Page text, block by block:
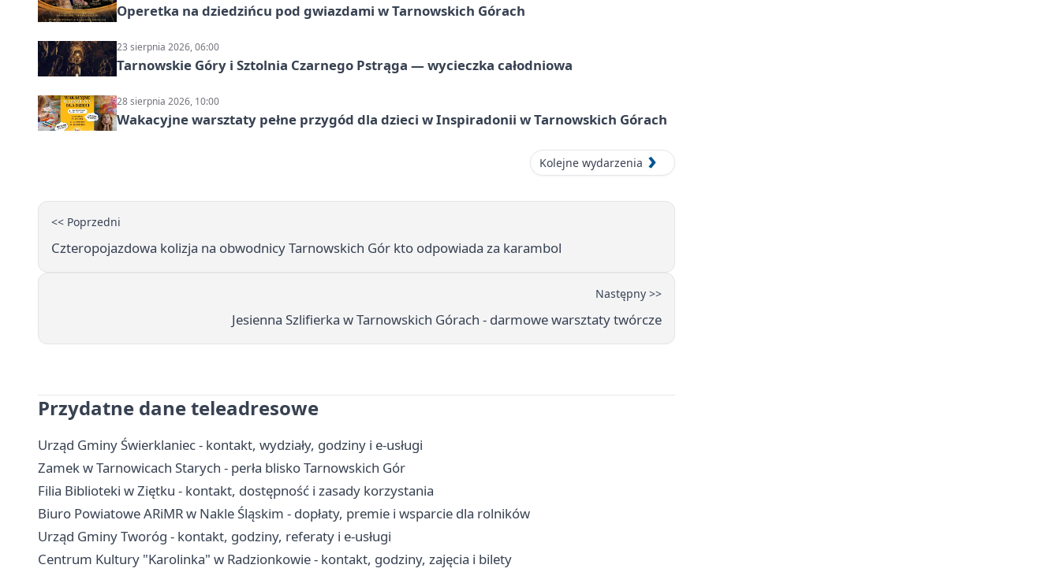
Operetka na dziedzińcu pod gwiazdami w Tarnowskich Górach
23 sierpnia 2026, 06:00
Tarnowskie Góry i Sztolnia Czarnego Pstrąga — wycieczka całodniowa
28 sierpnia 2026, 10:00
Wakacyjne warsztaty pełne przygód dla dzieci w Inspiradonii w Tarnowskich Górach
Kolejne wydarzenia
<< Poprzedni
Czteropojazdowa kolizja na obwodnicy Tarnowskich Gór kto odpowiada za karambol
Następny >>
Jesienna Szlifierka w Tarnowskich Górach - darmowe warsztaty twórcze
Przydatne dane teleadresowe
Urząd Gminy Świerklaniec - kontakt, wydziały, godziny i e-usługi
Zamek w Tarnowicach Starych - perła blisko Tarnowskich Gór
Filia Biblioteki w Ziętku - kontakt, dostępność i zasady korzystania
Biuro Powiatowe ARiMR w Nakle Śląskim - dopłaty, premie i wsparcie dla rolników
Urząd Gminy Tworóg - kontakt, godziny, referaty i e-usługi
Centrum Kultury "Karolinka" w Radzionkowie - kontakt, godziny, zajęcia i bilety